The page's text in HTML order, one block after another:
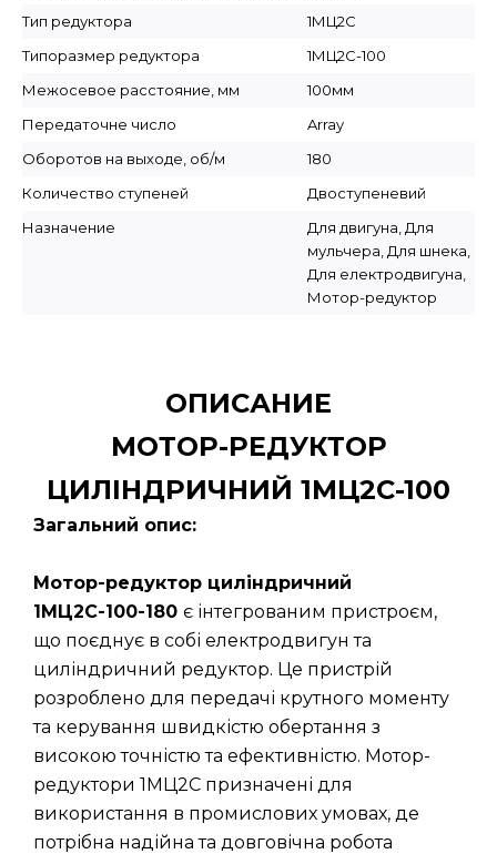
Тип редуктора
1МЦ2С
Типоразмер редуктора
1МЦ2С-100
Межосевое расстояние, мм
100мм
Передаточне число
Array
Оборотов на выходе, об/м
180
Количество ступеней
Двоступеневий
Назначение
Для двигуна, Для
мульчера, Для шнека,
Для електродвигуна,
Мотор-редуктор
ОПИСАНИЕ
МОТОР-РЕДУКТОР
ЦИЛІНДРИЧНИЙ 1МЦ2С-100
Загальний опис:
Мотор-редуктор циліндричний
1МЦ2С-100-180 є інтегрованим пристроєм,
що поєднує в собі електродвигун та
циліндричний редуктор. Це пристрій
розроблено для передачі крутного моменту
та керування швидкістю обертання з
високою точністю та ефективністю. Мотор-
редуктори 1МЦ2С призначені для
використання в промислових умовах, де
потрібна надійна та довговічна робота